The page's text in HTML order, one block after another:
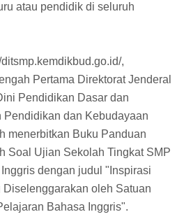
atau pendidik di seluruh
,
Pertama Direktorat Jenderal
Pendidikan Dasar dan
Pendidikan dan Kebudayaan
menerbitkan Buku Panduan
Soal Ujian Sekolah Tingkat SMP
dengan judul "Inspirasi
oleh Satuan
Bahasa Inggris".